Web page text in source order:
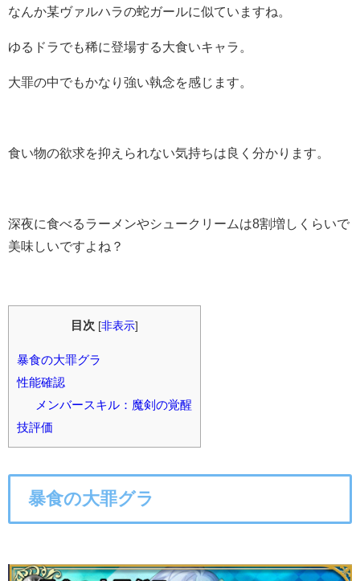
なんか某ヴァルハラの蛇ガールに似ていますね。
ゆるドラでも稀に登場する大食いキャラ。
大罪の中でもかなり強い執念を感じます。
食い物の欲求を抑えられない気持ちは良く分かります。
深夜に食べるラーメンやシュークリームは8割増しくらいで
美味しいですよね？
目次 [非表示]
暴食の大罪グラ
性能確認
メンバースキル：魔剣の覚醒
技評価
暴食の大罪グラ